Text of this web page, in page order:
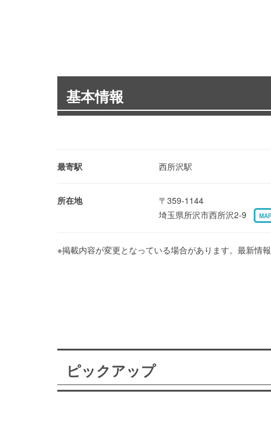
基本情報
最寄駅 西所沢駅
所在地
〒359-1144
埼玉県所沢市西所沢2-9
※掲載内容が変更となっている場合があります。最新情
ピックアップ